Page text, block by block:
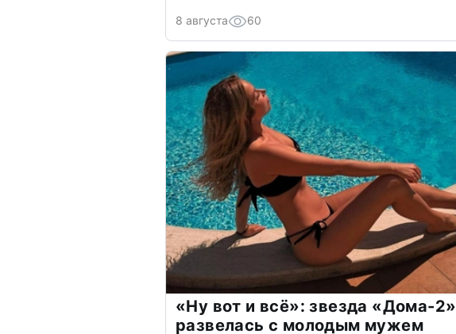
8 августа 60
«Ну вот и всё»: звезда «Дома-2»
развелась с молодым мужем